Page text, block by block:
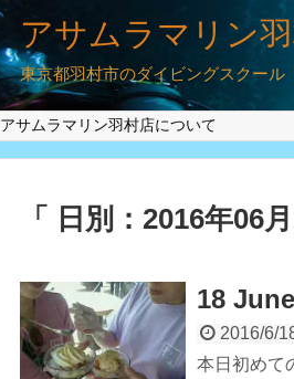
アサムラマリン
東京都羽村市のダイビングスクール
アサムラマリン羽村店について
「 日別：2016年06
18
2016/6/
本日初めて